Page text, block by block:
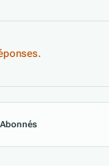
Abonnés